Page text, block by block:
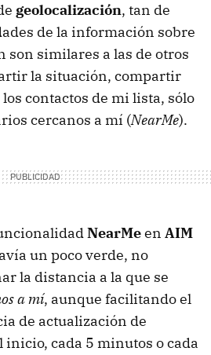
geolocalización, tan de
de la información sobre
son similares a las de otros
la situación, compartir
contactos de mi lista, sólo
cercanos a mí (NearMe).
NearMeen AIM
un poco verde, no
la distancia a la que se
a mí, aunque facilitando el
de actualización de
cada 5 minutos o cada